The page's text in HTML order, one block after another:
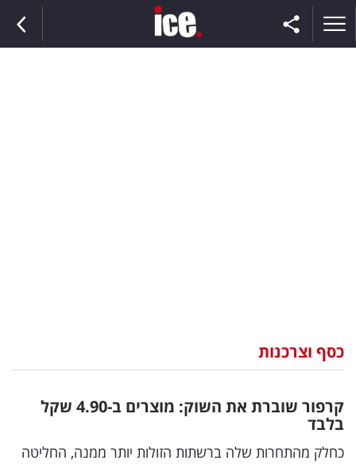
וצרכנות
דיגיטל
וטק
כסף וצרכנות
קרפור שוברת את השוק: מוצרים ב-4.90 שקל
בלבד
כחלק מהתחרות שלה ברשתות הזולות יותר ממנה, החליטה